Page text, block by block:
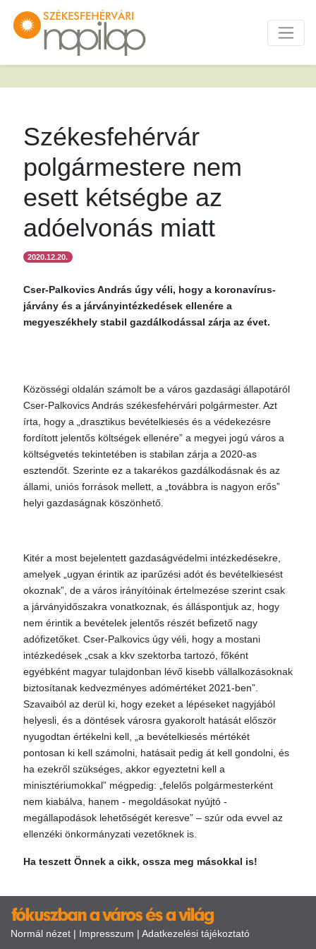
Székesfehérvár
polgármestere nem
esett kétségbe az
adóelvonás miatt
2020.12.20.
Cser-Palkovics András úgy véli, hogy a koronavírus-
járvány és a járványintézkedések ellenére a
megyeszékhely stabil gazdálkodással zárja az évet.
Közösségi oldalán számolt be a város gazdasági állapotáról
Cser-Palkovics András székesfehérvári polgármester. Azt
írta, hogy a „drasztikus bevételkiesés és a védekezésre
fordított jelentős költségek ellenére” a megyei jogú város a
költségvetés tekintetében is stabilan zárja a 2020-as
esztendőt. Szerinte ez a takarékos gazdálkodásnak és az
állami, uniós források mellett, a „továbbra is nagyon erős”
helyi gazdaságnak köszönhető.
Kitér a most bejelentett gazdaságvédelmi intézkedésekre,
amelyek „ugyan érintik az iparűzési adót és bevételkiesést
okoznak”, de a város irányítóinak értelmezése szerint csak
a járványidőszakra vonatkoznak, és álláspontjuk az, hogy
nem érintik a bevételek jelentős részét befizető nagy
adófizetőket. Cser-Palkovics úgy véli, hogy a mostani
intézkedések „csak a kkv szektorba tartozó, főként
egyébként magyar tulajdonban lévő kisebb vállalkozásoknak
biztosítanak kedvezményes adómértéket 2021-ben”.
Szavaiból az derül ki, hogy ezeket a lépéseket nagyjából
helyesli, és a döntések városra gyakorolt hatását először
nyugodtan értékelni kell, „a bevételkiesés mértékét
pontosan ki kell számolni, hatásait pedig át kell gondolni, és
ha ezekről szükséges, akkor egyeztetni kell a
minisztériumokkal” mégpedig: „felelős polgármesterként
nem kiabálva, hanem - megoldásokat nyújtó -
megállapodások lehetőségét keresve” – szúr oda evvel az
ellenzéki önkormányzati vezetőknek is.
Ha teszett Önnek a cikk, ossza meg másokkal is!
Normál nézet | Impresszum | Adatkezelési tájékoztató